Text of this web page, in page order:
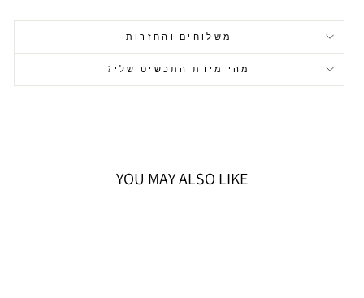
משלוחים והחזרות
מהי מידת התכשיט שלי?
YOU MAY ALSO LIKE